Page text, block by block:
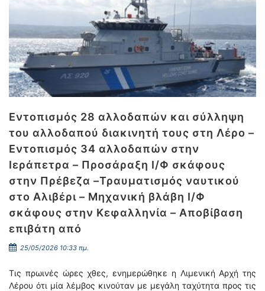
Εντοπισμός 28 αλλοδαπών και σύλληψη
του αλλοδαπού διακινητή τους στη Λέρο –
Εντοπισμός 34 αλλοδαπών στην
Ιεράπετρα – Προσάραξη Ι/Φ σκάφους
στην Πρέβεζα –Τραυματισμός ναυτικού
στο Αλιβέρι – Μηχανική βλάβη Ι/Φ
σκάφους στην Κεφαλληνία – Αποβίβαση
επιβάτη από
25/05/2026 10:33 πμ.
Τις πρωινές ώρες χθες, ενημερώθηκε η Λιμενική Αρχή της
Λέρου ότι μία λέμβος κινούταν με μεγάλη ταχύτητα προς τις